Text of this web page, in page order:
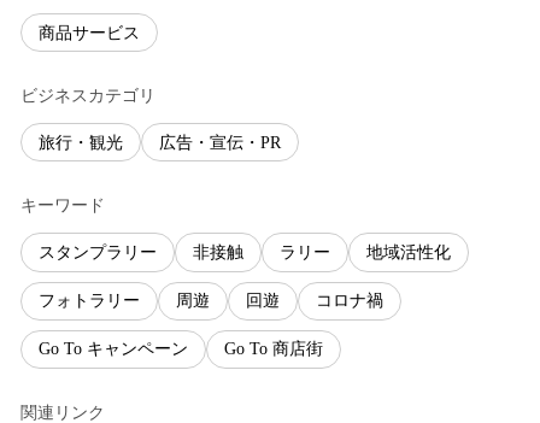
商品サービス
ビジネスカテゴリ
旅行・観光 広告・宣伝・PR
キーワード
スタンプラリー 非接触 ラリー 地域活性化
フォトラリー 周遊 回遊 コロナ禍
Go To キャンペーン Go To 商店街
関連リンク